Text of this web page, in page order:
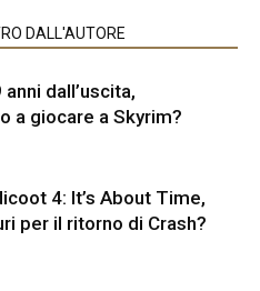
DALL'AUTORE
dall’uscita,
a giocare a Skyrim?
4: It’s About Time,
per il ritorno di Crash?